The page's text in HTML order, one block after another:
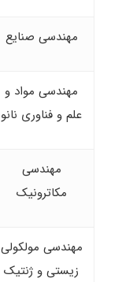
مهندسی صنایع
مهندسی مواد و
علم و فناوری نانو
مهندسی
مکاترونیک
مهندسی مولکولی
زیستی و ژنتیک